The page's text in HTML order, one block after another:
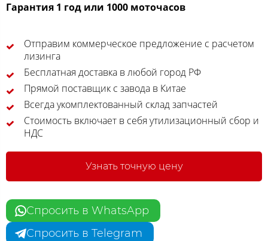
Гарантия 1 год или 1000 моточасов
Отправим коммерческое предложение с расчетом
лизинга
Бесплатная доставка в любой город РФ
Прямой поставщик с завода в Китае
Всегда укомплектованный склад запчастей
Стоимость включает в себя утилизационный сбор и
НДС
Узнать точную цену
Спросить в WhatsApp
Спросить в Telegram